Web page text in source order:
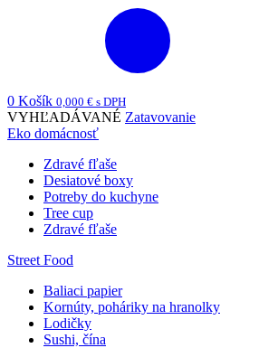
0 Košík 0,000 € s DPH
VYHĽADÁVANÉ Zatavovanie
Eko domácnosť
Zdravé fľaše
Desiatové boxy
Potreby do kuchyne
Tree cup
Zdravé fľaše
Street Food
Baliaci papier
Kornúty, poháriky na hranolky
Lodičky
Sushi, čína